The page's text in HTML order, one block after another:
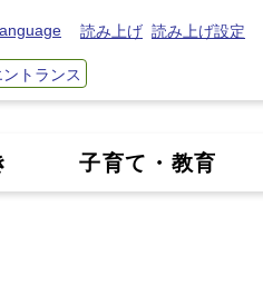
読み上げ 読み上げ設定
ントランス
子育て・教育